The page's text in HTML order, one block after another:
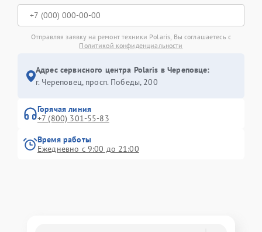
Отправляя заявку на ремонт техники Polaris, Вы соглашаетесь с
Политикой конфиденциальности
Адрес сервисного центра Polaris в Череповце:
г. Череповец, просп. Победы, 200
Горячая линия
+7 (800) 301-55-83
Время работы
Ежедневно с 9:00 до 21:00